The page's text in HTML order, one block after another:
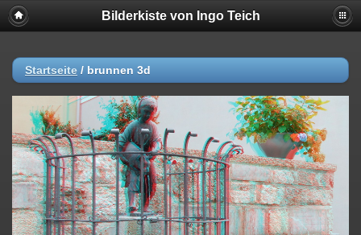
Bilderkiste von Ingo Teich
Startseite / brunnen 3d